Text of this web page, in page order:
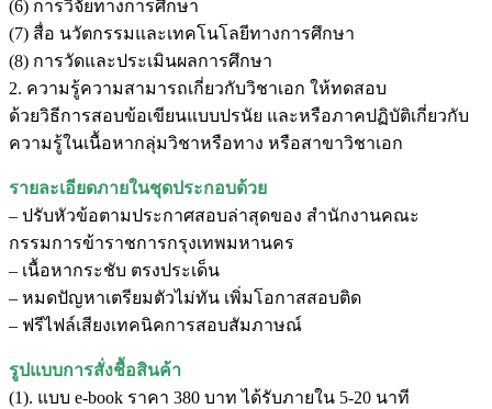
(6) การวิจัยทางการศึกษา
(7) สื่อ นวัตกรรมและเทคโนโลยีทางการศึกษา
(8) การวัดและประเมินผลการศึกษา
2. ความรู้ความสามารถเกี่ยวกับวิชาเอก ให้ทดสอบ
ด้วยวิธีการสอบข้อเขียนแบบปรนัย และหรือภาคปฏิบัติเกี่ยวกับ
ความรู้ในเนื้อหากลุ่มวิชาหรือทาง หรือสาขาวิชาเอก
รายละเอียดภายในชุดประกอบด้วย
– ปรับหัวข้อตามประกาศสอบล่าสุดของ สำนักงานคณะ
กรรมการข้าราชการกรุงเทพมหานคร
– เนื้อหากระชับ ตรงประเด็น
– หมดปัญหาเตรียมตัวไม่ทัน เพิ่มโอกาสสอบติด
– ฟรีไฟล์เสียงเทคนิคการสอบสัมภาษณ์
รูปแบบการสั่งชื้อสินค้า
(1). แบบ e-book ราคา 380 บาท ได้รับภายใน 5-20 นาที